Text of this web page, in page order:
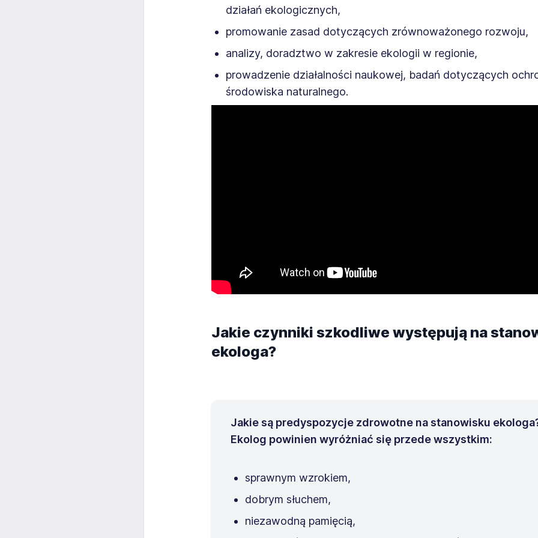
działań ekologicznych,
promowanie zasad dotyczących zrównoważonego rozwoju,
analizy, doradztwo w zakresie ekologii w regionie,
prowadzenie działalności naukowej, badań dotyczących
środowiska naturalnego.
Jakie czynniki szkodliwe występują na
ekologa?
Jakie są predyspozycje zdrowotne na stanowisku
Ekolog powinien wyróżniać się przede wszystkim:
sprawnym wzrokiem,
dobrym słuchem,
niezawodną pamięcią,